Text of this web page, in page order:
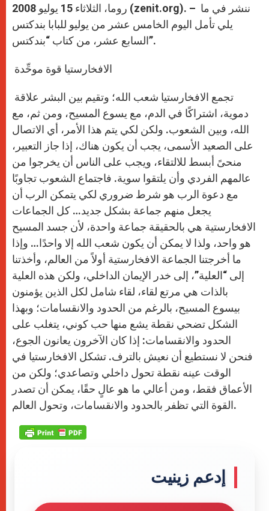
روما، الثلاثاء 15 يوليو 2008 (zenit.org). – ننشر في ما
يلي تأمل اليوم الخامس عشر من يوليو للبابا بندكتس
السابع عشر، من كتاب “بندكتس”.
الافخارستيا قوة موحِّدة
دموية، اشتراكًا في الدم، مع يسوع المسيح، ومن ثم، مع
الله، وبين الشعوب. ولكن لكي يتم هذا الأمر، أي الاتصال
على الصعيد الأسمى، يجب أن يكون هناك، إذا جاز التعبير،
منحىً أبسط للالتقاء، ويجب على الناس أن يخرجوا من
عالمهم الفردي وأن يلتقوا سوية. فاجتماع الشعوب تجاوبًا
مع دعوة الرب هو شرط ضروري لكي يتمكن الرب أن
يجعل منهم جماعة بشكل جديد… كل الجماعات
الافخارستية هي بالحقيقة جماعة واحدة، لأن جسد المسيح
هو واحد، ولذا لا يمكن أن يكون شعب الله إلا واحدًا… وإذا
ما أخرجتنا الجماعة الافخارستية أولاً من العالم، وأخذتنا
إلى “العلية”، إلى خدر الإيمان الداخلي، ولكن هذه العلية
بالذات هي مرتع لقاء، لقاء شامل لكل الذين يؤمنون
بيسوع المسيح، بالرغم من الحدود والانقسامات؛ وبهذا
الشكل تضحي نقطة يشع منها حب كوني، يتغلب على
الحدود والانقسامات: إذا كان الآخرون يعانون الجوع،
فنحن لا نستطيع أن نعيش بالترف. تشكل الافخارستيا في
الوقت عينه نقطة تحول داخلي وتصاعدي؛ ولكن من
الأعماق فقط، ومن أعالي ما هو عالٍ حقًا، يمكن أن تصدر
القوة التي تظفر بالحدود والانقسامات، وتحول العالم.
إدعم زينيت